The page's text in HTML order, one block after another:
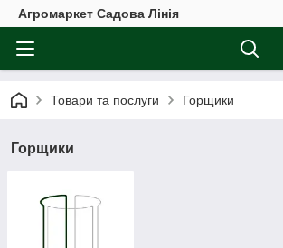
Агромаркет Садова Лінія
Товари та послуги Горщики
Горщики